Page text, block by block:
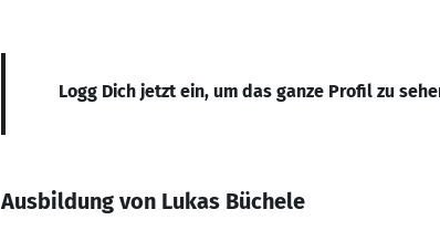
Logg Dich jetzt ein, um das ganze Profil zu
Ausbildung von Lukas Büchele